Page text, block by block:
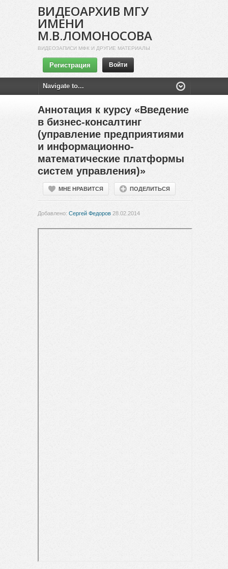
ВИДЕОАРХИВ МГУ
ИМЕНИ
М.В.ЛОМОНОСОВА
ВИДЕОЗАПИСИ МФК И ДРУГИЕ МАТЕРИАЛЫ
Регистрация Войти
Аннотация к курсу «Введение
в бизнес-консалтинг
(управление предприятиями
и информационно-
математические платформы
систем управления)»
МНЕ НРАВИТСЯ ПОДЕЛИТЬСЯ
Добавлено: Сергей Федоров 28.02.2014